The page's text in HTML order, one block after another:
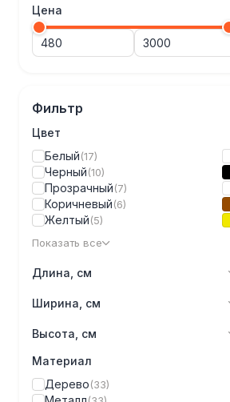
Цена
Фильтр
Цвет
Белый(17)
Черный(10)
Прозрачный(7)
Коричневый(6)
Желтый(5)
Показать все
Длина, см
Ширина, см
Высота, см
Материал
Дерево(33)